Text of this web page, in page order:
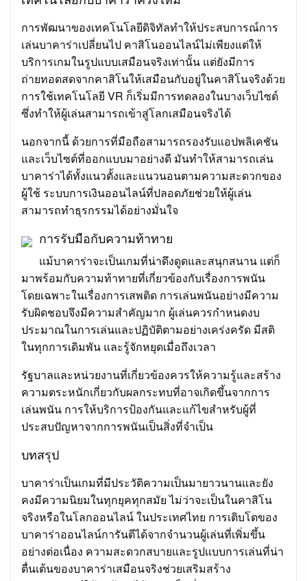
การพัฒนาของเทคโนโลยีดิจิทัลทำให้ประสบการณ์การ
เล่นบาคาร่าเปลี่ยนไป คาสิโนออนไลน์ไม่เพียงแต่ให้
บริการเกมในรูปแบบเสมือนจริงเท่านั้น แต่ยังมีการ
ถ่ายทอดสดจากคาสิโนให้เสมือนกับอยู่ในคาสิโนจริงด้วย
การใช้เทคโนโลยี VR ก็เริ่มมีการทดลองในบางเว็บไซต์
ซึ่งทำให้ผู้เล่นสามารถเข้าสู่โลกเสมือนจริงได้
นอกจากนี้ ด้วยการที่มือถือสามารถรองรับแอปพลิเคชัน
และเว็บไซต์ที่ออกแบบมาอย่างดี มันทำให้สามารถเล่น
บาคาร่าได้ทั้งแนวตั้งและแนวนอนตามความสะดวกของ
ผู้ใช้ ระบบการเงินออนไลน์ที่ปลอดภัยช่วยให้ผู้เล่น
สามารถทำธุรกรรมได้อย่างมั่นใจ
การรับมือกับความท้าทาย
แม้บาคาร่าจะเป็นเกมที่น่าดึงดูดและสนุกสนาน แต่ก็
มาพร้อมกับความท้าทายที่เกี่ยวข้องกับเรื่องการพนัน
โดยเฉพาะในเรื่องการเสพติด การเล่นพนันอย่างมีความ
รับผิดชอบจึงมีความสำคัญมาก ผู้เล่นควรกำหนดงบ
ประมาณในการเล่นและปฏิบัติตามอย่างเคร่งครัด มีสติ
ในทุกการเดิมพัน และรู้จักหยุดเมื่อถึงเวลา
รัฐบาลและหน่วยงานที่เกี่ยวข้องควรให้ความรู้และสร้าง
ความตระหนักเกี่ยวกับผลกระทบที่อาจเกิดขึ้นจากการ
เล่นพนัน การให้บริการป้องกันและแก้ไขสำหรับผู้ที่
ประสบปัญหาจากการพนันเป็นสิ่งที่จำเป็น
บทสรุป
บาคาร่าเป็นเกมที่มีประวัติความเป็นมายาวนานและยัง
คงมีความนิยมในทุกยุคทุกสมัย ไม่ว่าจะเป็นในคาสิโน
จริงหรือในโลกออนไลน์ ในประเทศไทย การเติบโตของ
บาคาร่าออนไลน์การันตีได้จากจำนวนผู้เล่นที่เพิ่มขึ้น
อย่างต่อเนื่อง ความสะดวกสบายและรูปแบบการเล่นที่น่า
ตื่นเต้นของบาคาร่าเสมือนจริงช่วยเสริมสร้าง